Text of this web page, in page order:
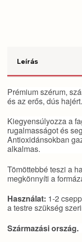
Leírás
Prémium szérum,
és az erős, dús hajért.
Kiegyensúlyozza a
rugalmasságot és
Antioxidánsokban
alkalmas.
Tömöttebbé teszi a
megkönnyíti a
Használat: 1-2
a testre szükség
Származási ország.